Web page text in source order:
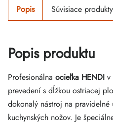
Popis Súvisiace produkty
Popis produktu
Profesionálna ocieľka HENDI v
prevedení s dĺžkou ostriacej
dokonalý nástroj na pravidelné
kuchynských nožov. Je